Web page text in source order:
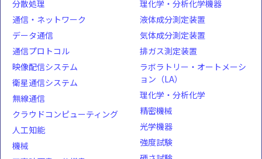
分散処理
通信・ネットワーク
データ通信
通信プロトコル
映像配信システム
衛星通信システム
無線通信
クラウドコンピューティング
人工知能
機械
理化学・分析化学機器
液体成分測定装置
気体成分測定装置
排ガス測定装置
ラボラトリー・オートメーシ
ョン（LA）
理化学・分析化学
精密機械
光学機器
強度試験